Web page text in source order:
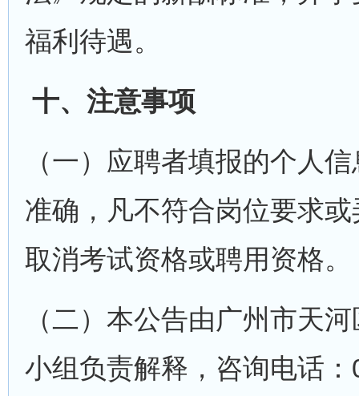
福利待遇。
十、注意事项
（一）应聘者填报的个人
准确，凡不符合岗位要求
取消考试资格或聘用资格。
（二）本公告由广州市天
小组负责解释，咨询电话